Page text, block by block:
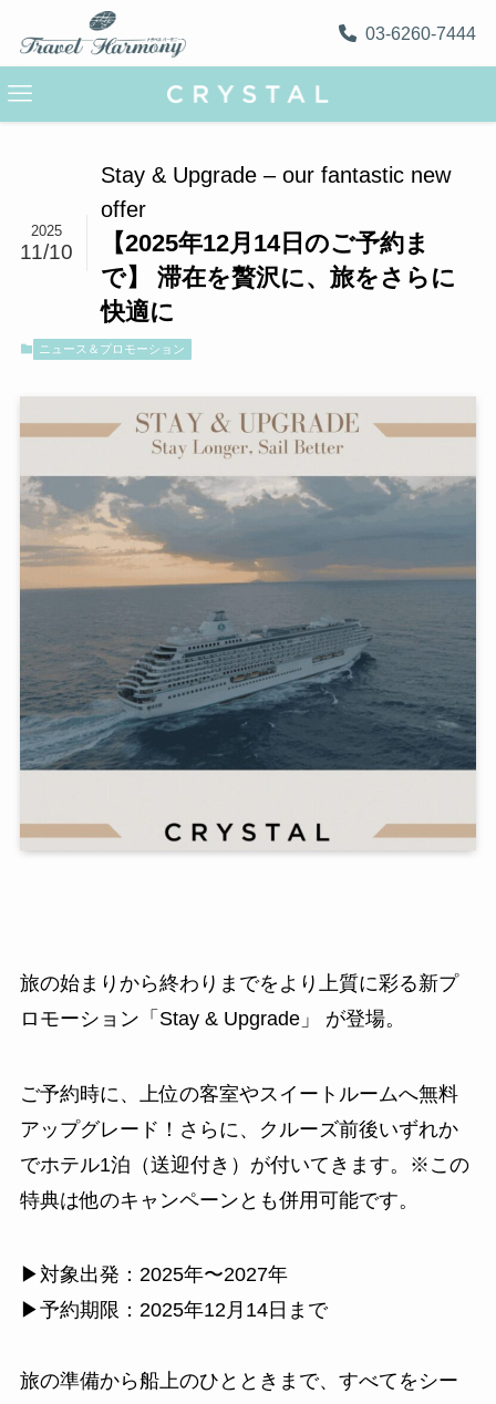
03-6260-7444
Stay & Upgrade – our fantastic new
offer
【2025年12月14日のご予約ま
で】 滞在を贅沢に、旅をさらに
快適に
2025
11/10
ニュース＆プロモーション
旅の始まりから終わりまでをより上質に彩る新プ
ロモーション「Stay & Upgrade」 が登場。
ご予約時に、上位の客室やスイートルームへ無料
アップグレード！さらに、クルーズ前後いずれか
でホテル1泊（送迎付き）が付いてきます。※この
特典は他のキャンペーンとも併用可能です。
▶︎対象出発：2025年〜2027年
▶︎予約期限：2025年12月14日まで
旅の準備から船上のひとときまで、すべてをシー